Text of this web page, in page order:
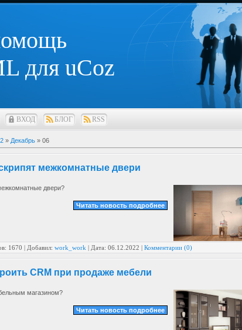
для uCoz
ВХОД БЛОГ RSS
» Декабрь » 06
межкомнатные двери
двери?
Читать новость подробнее
1670 | Добавил: work_work | Дата: 06.12.2022 | Комментарии (0)
CRM при продаже мебели
магазином?
Читать новость подробнее